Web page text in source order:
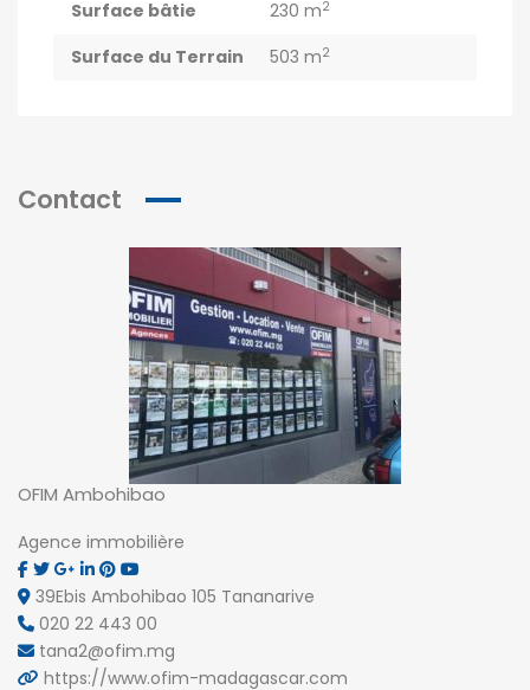
Surface bâtie
230 m2
Surface du Terrain 503 m2
Contact
OFIM Ambohibao
Agence immobilière
39Ebis Ambohibao 105 Tananarive
020 22 443 00
tana2@ofim.mg
https://www.ofim-madagascar.com